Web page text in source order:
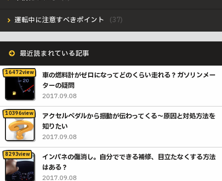
運転中に注意すべきポイント
最近読まれている記事
車の燃料計がゼロになってどのくらい走れる？ガソリンメー
ターの疑問
2017.09.08
アクセルペダルから振動が伝わってくる〜原因と対処方法を
知りたい
2017.09.08
インパネの傷消し。自分でできる補修、目立たなくする方法
はある？
2017.09.08